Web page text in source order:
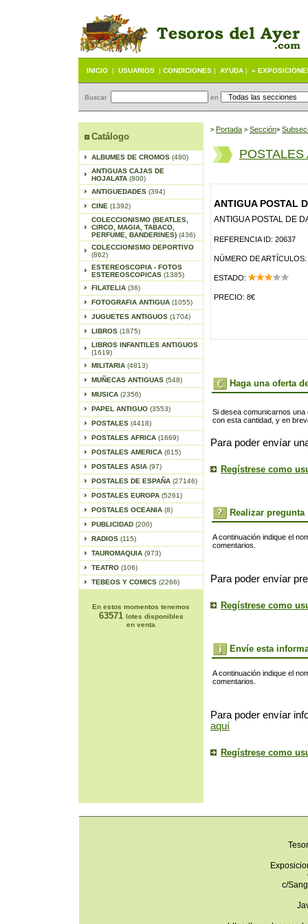
INICIO | USUARIOS | CONDICIONES | AYUDA | «
Buscar en
Catálogo
ALBUMES DE CROMOS (480)
ANTIGUAS CAJAS DE
HOJALATA (800)
ANTIGUEDADES (394)
CINE (1392)
COLECCIONISMO (BEATLES,
CIRCO, MAGIA, TABACO,
PERFUME, BANDERINES) (436)
COLECCIONISMO DEPORTIVO
(862)
ESTEREOSCOPIA - FOTOS
ESTEREOSCOPICAS (1385)
FILATELIA (36)
FOTOGRAFIA ANTIGUA (1055)
JUGUETES ANTIGUOS (1704)
LIBROS (1875)
LIBROS INFANTILES ANTIGUOS
(1619)
MILITARIA (4813)
MUÑECAS ANTIGUAS (548)
MUSICA (2356)
PAPEL ANTIGUO (3553)
POSTALES (4418)
POSTALES AFRICA (1669)
POSTALES AMERICA (615)
POSTALES ASIA (97)
POSTALES DE ESPAÑA (27146)
POSTALES EUROPA (5261)
POSTALES OCEANIA (8)
PUBLICIDAD (200)
RADIOS (115)
TAUROMAQUIA (973)
TEATRO (106)
TEBEOS Y COMICS (2266)
En estos momentos tenemos
63571 lotes disponibles
en venta
> Portada > Sección>
POSTALES
ANTIGUA POSTAL
ANTIGUA POSTAL DE
REFERENCIA ID: 20637
NÚMERO DE ARTÍCULOS:
ESTADO:
PRECIO: 8€
Haga una oferta
Si desea comunicarnos
con esta cantidad, y en
Para poder envíar
Regístrese como
Realizar pregunta
A continuación indique el
comentarios.
Para poder envíar
Regístrese como
Envíe esta
A continuación indique el
comentarios.
Para poder envíar
aquí
Regístrese como
c/